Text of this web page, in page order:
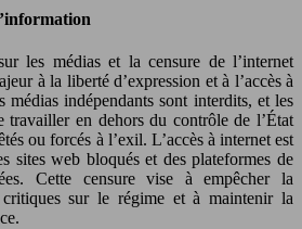
les médias et la censure de l’internet
à la liberté d’expression et à l’accès à
médias indépendants sont interdits, et les
travailler en dehors du contrôle de l’État
ou forcés à l’exil. L’accès à internet est
sites web bloqués et des plateformes de
Cette censure vise à empêcher la
sur le régime et à maintenir la